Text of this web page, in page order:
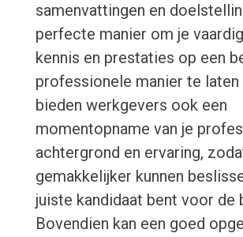
samenvattingen en
perfecte manier om je
kennis en prestaties op een
professionele manier te laten
bieden werkgevers ook een
momentopname van je
achtergrond en ervaring,
gemakkelijker kunnen
juiste kandidaat bent voor de
Bovendien kan een goed